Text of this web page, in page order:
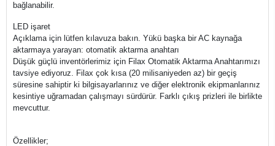
bağlanabilir.
LED işaret
Açıklama için lütfen kılavuza bakın. Yükü başka bir AC kaynağa
aktarmaya yarayan: otomatik aktarma anahtarı
Düşük güçlü inventörlerimiz için Filax Otomatik Aktarma Anahtarımızı
tavsiye ediyoruz. Filax çok kısa (20 milisaniyeden az) bir geçiş
süresine sahiptir ki bilgisayarlarınız ve diğer elektronik ekipmanlarınız
kesintiye uğramadan çalışmayı sürdürür. Farklı çıkış prizleri ile birlikte
mevcuttur.
Özellikler;